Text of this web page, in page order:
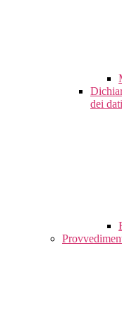
dei dati